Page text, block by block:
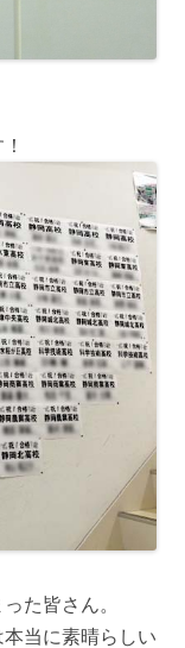
た皆さん。
当に素晴らしい